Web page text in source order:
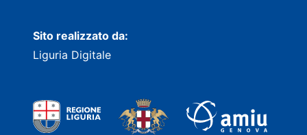
Sito realizzato da:
Liguria Digitale